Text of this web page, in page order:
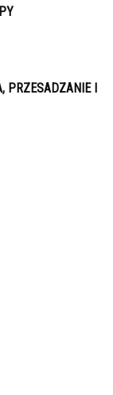
PRZESADZANIE I